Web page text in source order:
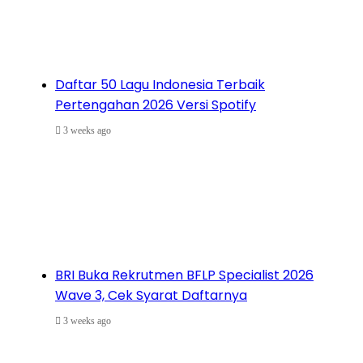
Daftar 50 Lagu Indonesia Terbaik
Pertengahan 2026 Versi Spotify
3 weeks ago
BRI Buka Rekrutmen BFLP Specialist 2026
Wave 3, Cek Syarat Daftarnya
3 weeks ago